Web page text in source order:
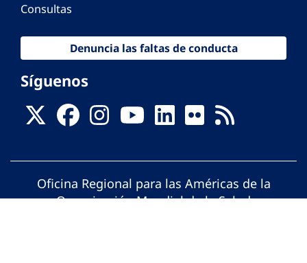
Consultas
Denuncia las faltas de conducta
Síguenos
Oficina Regional para las Américas de la
Organización Mundial de la Salud